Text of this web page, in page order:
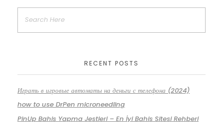
RECENT POSTS
Играть в игровые автоматы на деньги с телефона (2024)
how to use DrPen microneedling
PinUp Bahis Yapma Jestleri – En İyi Bahis Sitesi Rehberi